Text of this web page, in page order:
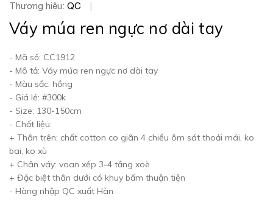
Thương hiệu: QC
Váy múa ren ngực nơ dài tay
- Mã số: CC1912
- Mô tả: Váy múa ren ngực nơ dài tay
- Màu sắc: hồng
- Giá lẻ: #300k
- Size: 130-150cm
- Chất liệu:
+ Thân trên: chất cotton co giãn 4 chiều ôm sát thoải mái, ko
bai, ko xù
+ Chân váy: voan xếp 3-4 tầng xoè
+ Đặc biệt thân dưới có khuy bấm thuận tiện
- Hàng nhập QC xuất Hàn